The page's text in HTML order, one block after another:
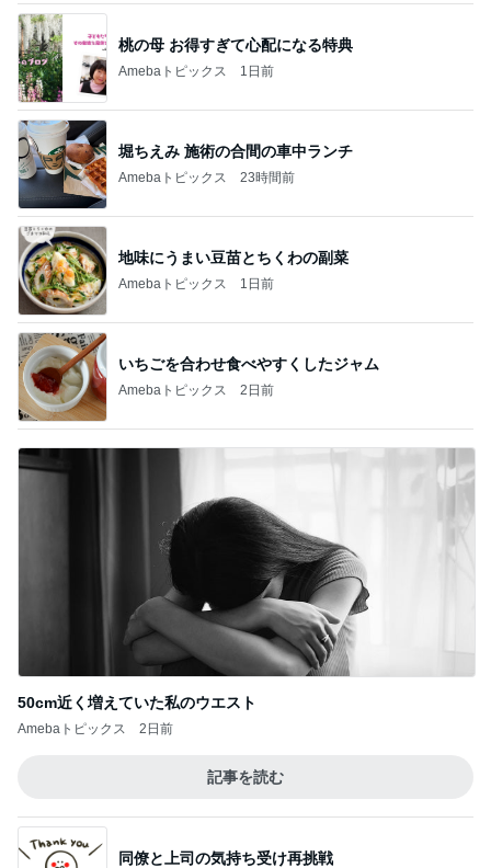
桃の母 お得すぎて心配になる特典
Amebaトピックス 1日前
堀ちえみ 施術の合間の車中ランチ
Amebaトピックス 23時間前
地味にうまい豆苗とちくわの副菜
Amebaトピックス 1日前
いちごを合わせ食べやすくしたジャム
Amebaトピックス 2日前
50cm近く増えていた私のウエスト
Amebaトピックス 2日前
記事を読む
同僚と上司の気持ち受け再挑戦